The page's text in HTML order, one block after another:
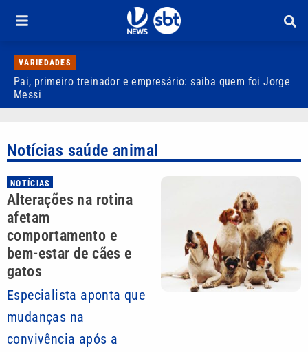
VARIEDADES
Pai, primeiro treinador e empresário: saiba quem foi Jorge
Messi
Notícias saúde animal
NOTÍCIAS
Alterações na rotina
afetam
comportamento e
bem-estar de cães e
gatos
Especialista aponta que
mudanças na
convivência após a